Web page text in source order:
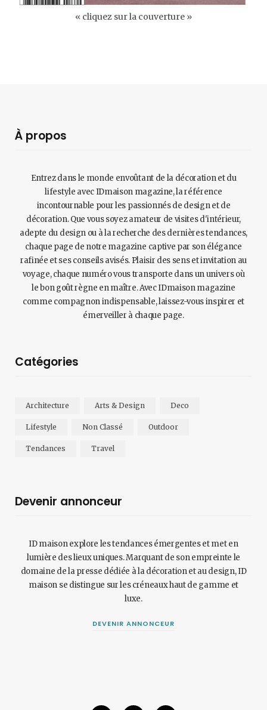
« cliquez sur la couverture »
À propos
Entrez dans le monde envoûtant de la décoration et du
lifestyle avec IDmaison magazine, la référence
incontournable pour les passionnés de design et de
décoration. Que vous soyez amateur de visites d'intérieur,
adepte du design ou à la recherche des dernières tendances,
chaque page de notre magazine captive par son élégance
rafinée et ses conseils avisés. Plaisir des sens et invitation au
voyage, chaque numéro vous transporte dans un univers où
le bon goût règne en maître. Avec IDmaison magazine
comme compagnon indispensable, laissez-vous inspirer et
émerveiller à chaque page.
Catégories
Architecture Arts & Design Deco
Lifestyle Non Classé Outdoor
Tendances Travel
Devenir annonceur
ID maison explore les tendances émergentes et met en
lumière des lieux uniques. Marquant de son empreinte le
domaine de la presse dédiée à la décoration et au design, ID
maison se distingue sur les créneaux haut de gamme et
luxe.
DEVENIR ANNONCEUR